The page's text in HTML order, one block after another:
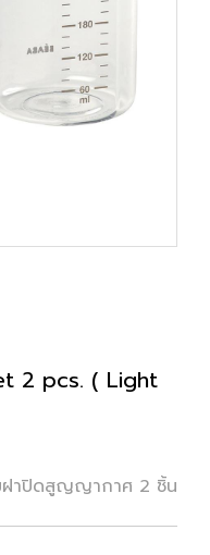
2 pcs. ( Light
ฝาปิดสูญญากาศ 2 ชิ้น